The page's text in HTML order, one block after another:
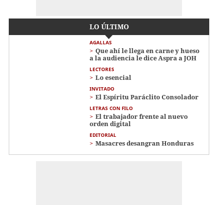
LO ÚLTIMO
AGALLAS
Que ahí le llega en carne y hueso
a la audiencia le dice Aspra a JOH
LECTORES
Lo esencial
INVITADO
El Espíritu Paráclito Consolador
LETRAS CON FILO
El trabajador frente al nuevo
orden digital
EDITORIAL
Masacres desangran Honduras